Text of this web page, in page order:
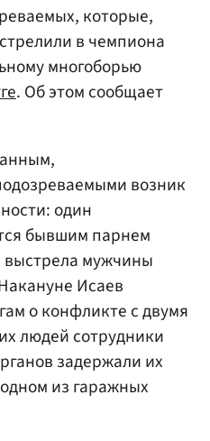
которые,
в чемпиона
многоборью
. Об этом сообщает
возник
один
бывшим парнем
мужчины
Исаев
о конфликте с двумя
людей сотрудники
задержали их
из гаражных